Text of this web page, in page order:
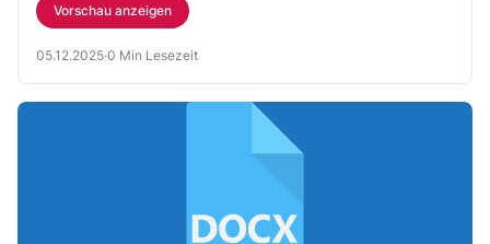
Vorschau anzeigen
05.12.2025·0 Min Lesezeit